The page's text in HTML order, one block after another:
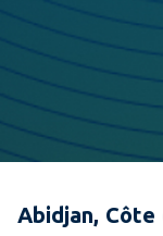
​Abidjan,